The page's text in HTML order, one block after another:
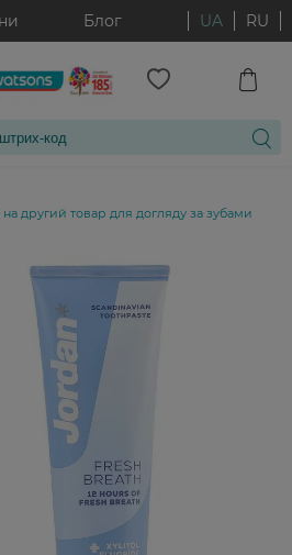
Блог UA RU
на другий товар для догляду за зубами